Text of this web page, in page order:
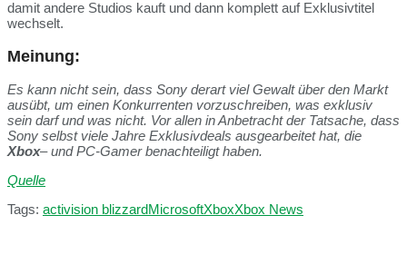
damit andere Studios kauft und dann komplett auf Exklusivtitel
wechselt.
Meinung:
Es kann nicht sein, dass Sony derart viel Gewalt über den Markt
ausübt, um einen Konkurrenten vorzuschreiben, was exklusiv
sein darf und was nicht. Vor allen in Anbetracht der Tatsache, dass
Sony selbst viele Jahre Exklusivdeals ausgearbeitet hat, die
Xbox– und PC-Gamer benachteiligt haben.
Quelle
Tags: activision blizzardMicrosoftXboxXbox News